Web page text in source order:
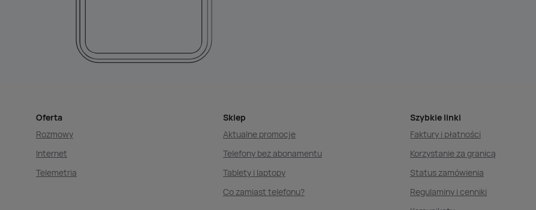
Oferta
Rozmowy
Internet
Telemetria
Sklep
Aktualne promocje
Telefony bez abonamentu
Tablety i laptopy
Co zamiast telefonu?
Szybkie linki
Faktury i płatności
Korzystanie za granicą
Status zamówienia
Regulaminy i cenniki